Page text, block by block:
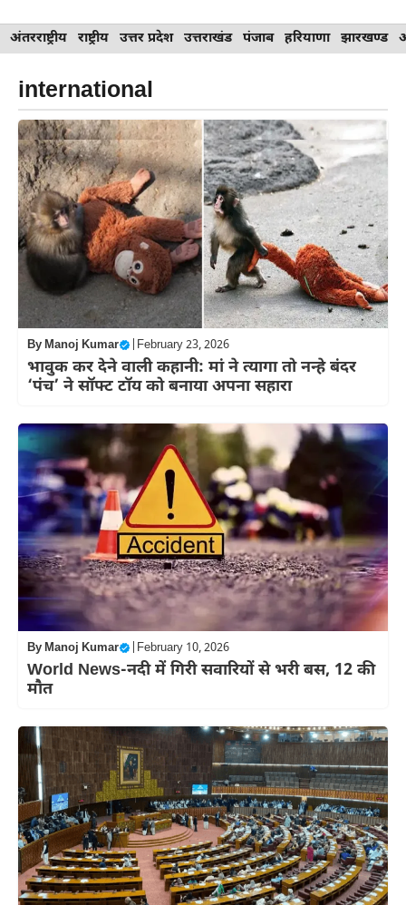
Skip
to
content
अंतरराष्ट्रीय राष्ट्रीय उत्तर प्रदेश उत्तराखंड पंजाब हरियाणा झारखण्ड
international
ByManoj Kumar February 23, 2026
भावुक कर देने वाली कहानी: मां ने त्यागा तो नन्हे बंदर
‘पंच’ ने सॉफ्ट टॉय को बनाया अपना सहारा
ByManoj Kumar February 10, 2026
World News-नदी में गिरी सवारियों से भरी बस, 12 की
मौत